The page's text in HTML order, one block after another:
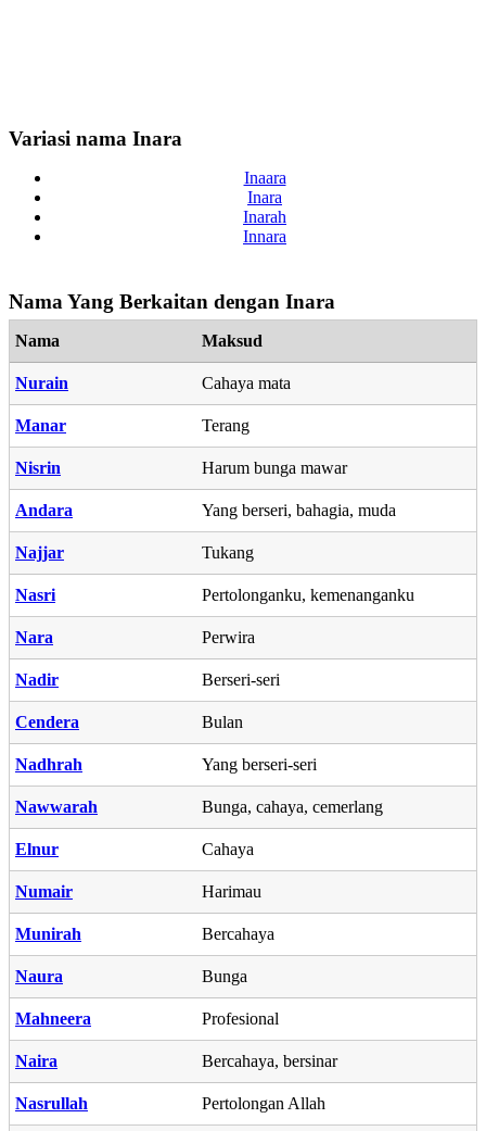
Variasi nama Inara
Inaara
Inara
Inarah
Innara
Nama Yang Berkaitan dengan Inara
Nama Maksud
Nurain Cahaya mata
Manar Terang
Nisrin Harum bunga mawar
Andara Yang berseri, bahagia, muda
Najjar Tukang
Nasri Pertolonganku, kemenanganku
Nara Perwira
Nadir Berseri-seri
Cendera Bulan
Nadhrah Yang berseri-seri
Nawwarah Bunga, cahaya, cemerlang
Elnur Cahaya
Numair Harimau
Munirah Bercahaya
Naura Bunga
Mahneera Profesional
Naira Bercahaya, bersinar
Nasrullah Pertolongan Allah